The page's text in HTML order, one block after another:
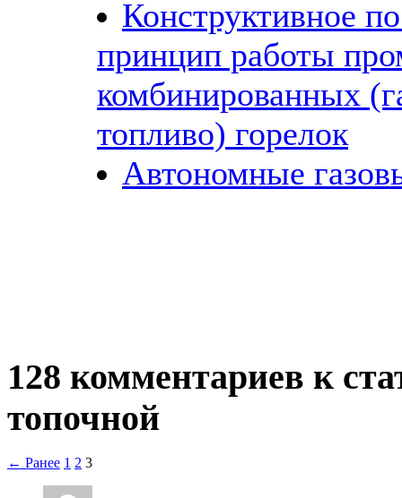
Конструктивное
принцип работы
комбинированных
топливо) горелок
Автономные
128 комментариев к
топочной
← Ранее 1 2 3